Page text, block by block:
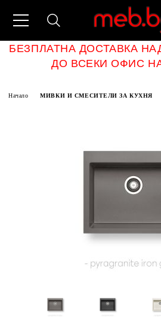
БЕЗПЛАТНА ДОСТАВКА НАД
ДО ВСЕКИ ОФИС НА
Начало МИВКИ И СМЕСИТЕЛИ ЗА КУХНЯ